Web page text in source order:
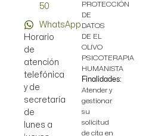
50
WhatsApp
Horario
de
atención
telefónica
y de
secretaría
de
lunes a
PROTECCIÓN
DE
DATOS
DE EL
OLIVO
PSICOTERAPIA
HUMANISTA
Finalidades:
Atender y
gestionar
su
solicitud
de cita en